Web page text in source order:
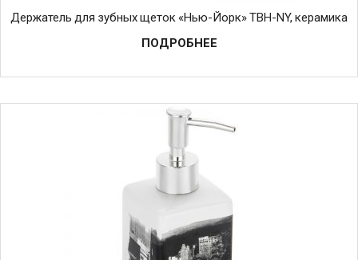
Держатель для зубных щеток «Нью-Йорк» TBH-NY, керамика
ПОДРОБНЕЕ